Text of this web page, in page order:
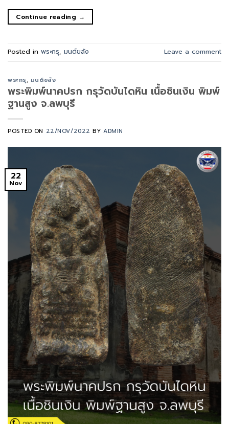
Continue reading →
Posted in พระกรุ, มนต์ขลัง Leave a comment
พระกรุ, มนต์ขลัง
พระพิมพ์นาคปรก กรุวัดบันไดหิน เนื้อชินเงิน พิมพ์
ฐานสูง จ.ลพบุรี
POSTED ON 22/NOV/2022 BYADMIN
22
Nov